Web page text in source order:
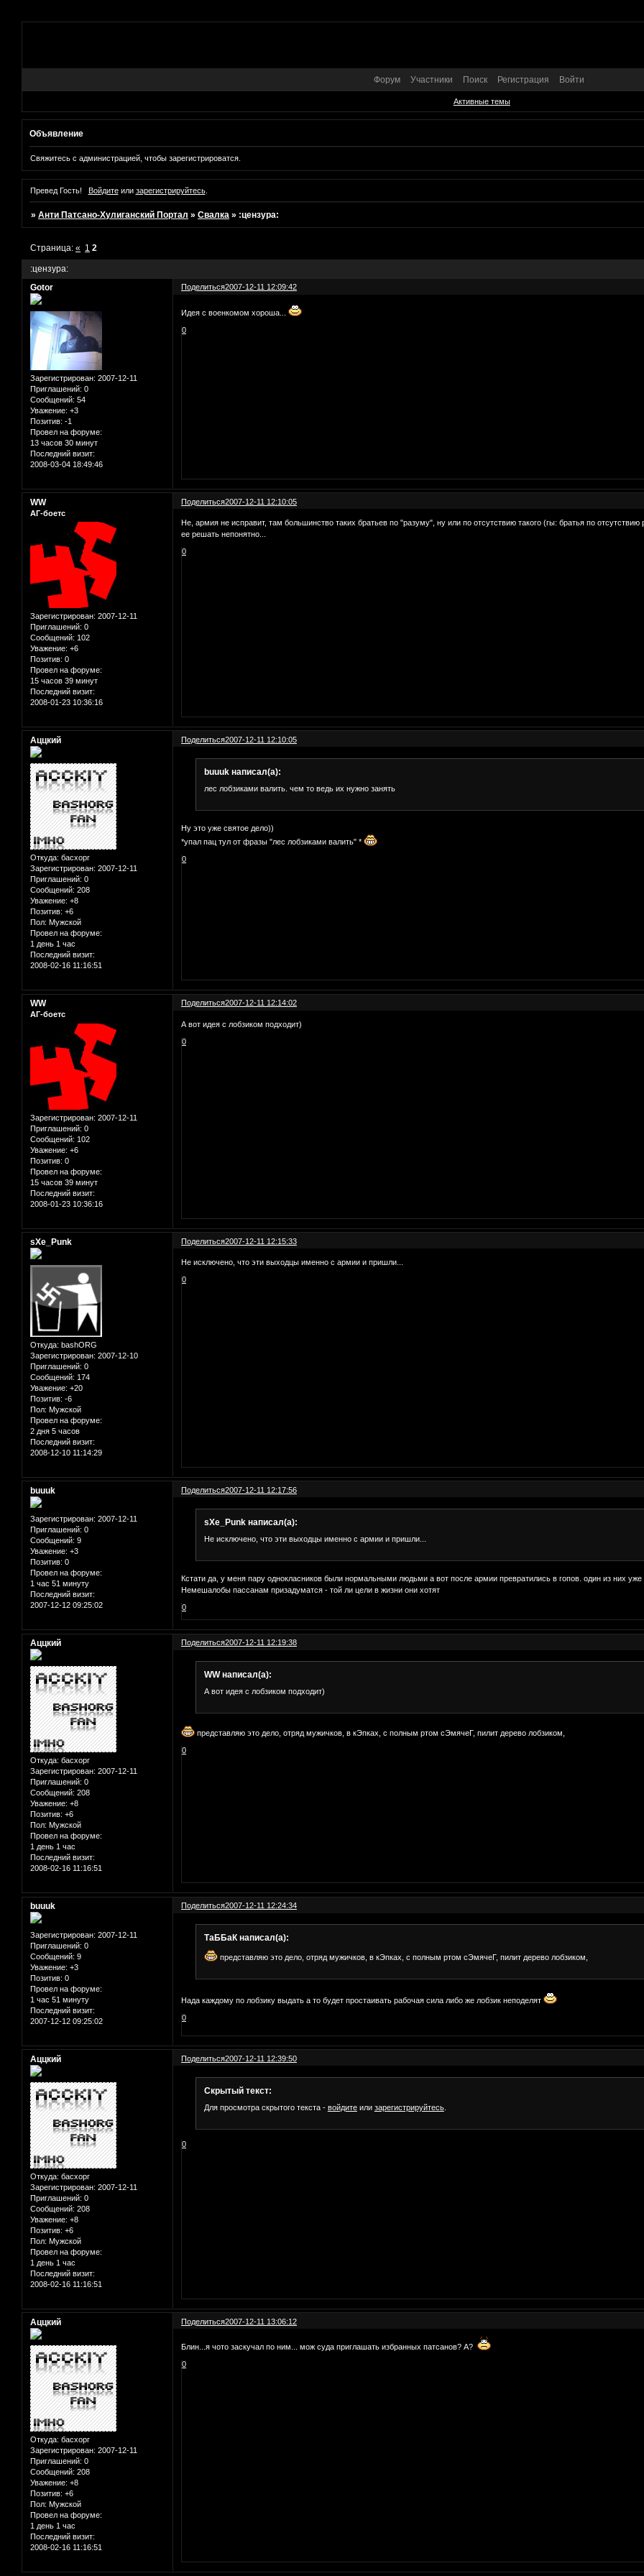
Форум Участники Поиск Регистрация Войти
Активные темы
Объявление
Свяжитесь с администрацией, чтобы зарегистрироватся.
Превед Гость! Войдитеили зарегистрируйтесь.
»Анти Патсано-Хулиганский Портал »Свалка » :цензура:
:цензура:
Страница:« 1 2
Поделиться2007-12-11 12:09:42
Gotor
Зарегистрирован: 2007-12-11
Приглашений: 0
Сообщений: 54
Уважение: +3
Позитив: -1
Провел на форуме:
13 часов 30 минут
Последний визит:
2008-03-04 18:49:46
Идея с военкомом хороша...
0
Поделиться2007-12-11 12:10:05
WW
АГ-боетс
Зарегистрирован: 2007-12-11
Приглашений: 0
Сообщений: 102
Уважение: +6
Позитив: 0
Провел на форуме:
15 часов 39 минут
Последний визит:
2008-01-23 10:36:16
Не, армия не исправит, там большинство таких братьев по "разуму", ну или по отсутствию такого (гы: братья по
ее решать непонятно...
0
Поделиться2007-12-11 12:10:05
Аццкий
Откуда: басхорг
Зарегистрирован: 2007-12-11
Приглашений: 0
Сообщений: 208
Уважение: +8
Позитив: +6
Пол: Мужской
Провел на форуме:
1 день 1 час
Последний визит:
2008-02-16 11:16:51
buuuk написал(а):
лес лобзиками валить. чем то ведь их нужно занять
Ну это уже святое дело))
*упал пац тул от фразы "лес лобзиками валить" *
0
Поделиться2007-12-11 12:14:02
WW
АГ-боетс
Зарегистрирован: 2007-12-11
Приглашений: 0
Сообщений: 102
Уважение: +6
Позитив: 0
Провел на форуме:
15 часов 39 минут
Последний визит:
2008-01-23 10:36:16
А вот идея с лобзиком подходит)
0
Поделиться2007-12-11 12:15:33
sXe_Punk
Откуда: bashORG
Зарегистрирован: 2007-12-10
Приглашений: 0
Сообщений: 174
Уважение: +20
Позитив: -6
Пол: Мужской
Провел на форуме:
2 дня 5 часов
Последний визит:
2008-12-10 11:14:29
Не исключено, что эти выходцы именно с армии и пришли...
0
Поделиться2007-12-11 12:17:56
buuuk
Зарегистрирован: 2007-12-11
Приглашений: 0
Сообщений: 9
Уважение: +3
Позитив: 0
Провел на форуме:
1 час 51 минуту
Последний визит:
2007-12-12 09:25:02
sXe_Punk написал(а):
Не исключено, что эти выходцы именно с армии и пришли...
Кстати да, у меня пару однокласников были нормальными людьми а вот после армии превратились в гопов. один из них
Немешалобы пассанам призадуматся - той ли цели в жизни они хотят
0
Поделиться2007-12-11 12:19:38
Аццкий
Откуда: басхорг
Зарегистрирован: 2007-12-11
Приглашений: 0
Сообщений: 208
Уважение: +8
Позитив: +6
Пол: Мужской
Провел на форуме:
1 день 1 час
Последний визит:
2008-02-16 11:16:51
WW написал(а):
А вот идея с лобзиком подходит)
представляю это дело, отряд мужичков, в кЭпках, с полным ртом сЭмячеГ, пилит дерево лобзиком,
0
Поделиться2007-12-11 12:24:34
buuuk
Зарегистрирован: 2007-12-11
Приглашений: 0
Сообщений: 9
Уважение: +3
Позитив: 0
Провел на форуме:
1 час 51 минуту
Последний визит:
2007-12-12 09:25:02
ТаББаК написал(а):
представляю это дело, отряд мужичков, в кЭпках, с полным ртом сЭмячеГ, пилит дерево лобзиком,
Нада каждому по лобзику выдать а то будет простаивать рабочая сила либо же лобзик неподелят
0
Поделиться2007-12-11 12:39:50
Аццкий
Откуда: басхорг
Зарегистрирован: 2007-12-11
Приглашений: 0
Сообщений: 208
Уважение: +8
Позитив: +6
Пол: Мужской
Провел на форуме:
1 день 1 час
Последний визит:
2008-02-16 11:16:51
Скрытый текст:
Для просмотра скрытого текста - войдитеили зарегистрируйтесь.
0
Поделиться2007-12-11 13:06:12
Аццкий
Откуда: басхорг
Зарегистрирован: 2007-12-11
Приглашений: 0
Сообщений: 208
Уважение: +8
Позитив: +6
Пол: Мужской
Провел на форуме:
1 день 1 час
Последний визит:
2008-02-16 11:16:51
Блин...я чото заскучал по ним... мож суда приглашать избранных патсанов? А?
0